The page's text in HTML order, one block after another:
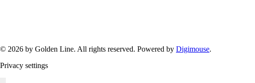
© 2026 by Golden Line. All rights reserved. Powered by Digimouse.
Privacy settings